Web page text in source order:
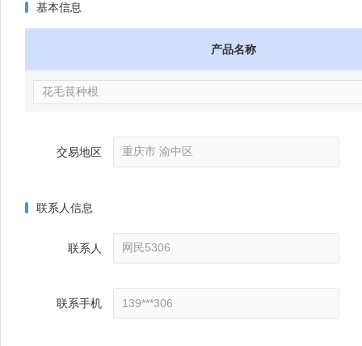
基本信息
产品名称
交易地区
联系人信息
联系人
联系手机